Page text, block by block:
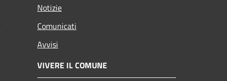
Notizie
Comunicati
Avvisi
VIVERE IL COMUNE